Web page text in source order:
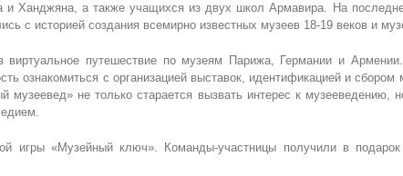
Ханджяна, а также учащихся из двух школ Армавира. На
с историей создания всемирно известных музеев 18-19 веков и
виртуальное путешествие по музеям Парижа, Германии и
с организацией выставок, идентификацией и сбором
не только старается вызвать интерес к музееведению,
игры «Музейный ключ». Команды-участницы получили в